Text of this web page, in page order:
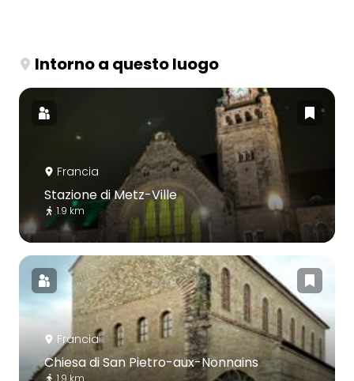
Intorno a questo luogo
Francia
Stazione di Metz-Ville
1.9 km
Francia
Chiesa di San Pietro-aux-Nonnains
1.9 km